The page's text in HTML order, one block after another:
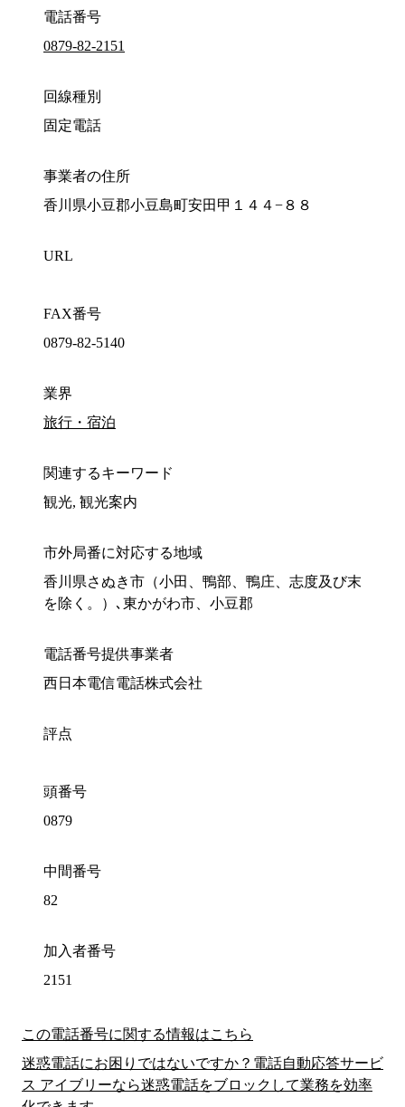
電話番号
0879-82-2151
回線種別
固定電話
事業者の住所
香川県小豆郡小豆島町安田甲１４４−８８
URL
FAX番号
0879-82-5140
業界
旅行・宿泊
関連するキーワード
観光, 観光案内
市外局番に対応する地域
香川県さぬき市（小田、鴨部、鴨庄、志度及び末
を除く。）､東かがわ市、小豆郡
電話番号提供事業者
西日本電信電話株式会社
評点
頭番号
0879
中間番号
82
加入者番号
2151
この電話番号に関する情報はこちら
迷惑電話にお困りではないですか？電話自動応答サービ
ス アイブリーなら迷惑電話をブロックして業務を効率